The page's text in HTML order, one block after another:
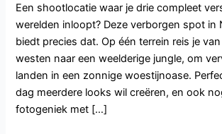
Een shootlocatie waar je drie compleet
werelden inloopt? Deze verborgen spot in
biedt precies dat. Op één terrein reis je
westen naar een weelderige jungle, om
landen in een zonnige woestijnoase.
dag meerdere looks wil creëren, en ook
fotogeniek met […]